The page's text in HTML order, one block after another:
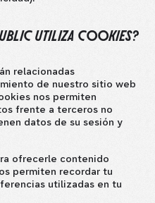
UTILIZA COOKIES?
relacionadas
de nuestro sitio web
nos permiten
frente a terceros no
datos de su sesión y
ofrecerle contenido
permiten recordar tu
utilizadas en tu